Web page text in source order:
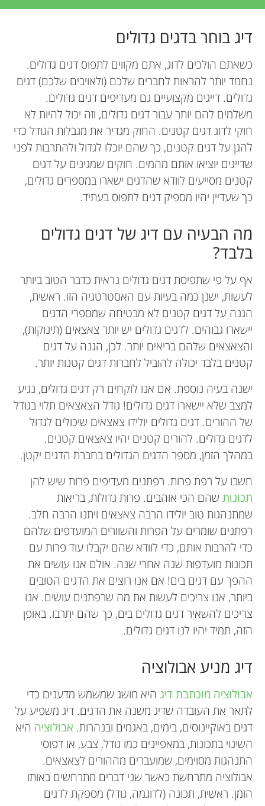
דיג בוחר בדגים גדולים
כשאתם הולכים לדוג, אתם מקווים לתפוס דגים גדולים.
נחמד יותר להראות לחברים שלכם (ולאויבים שלכם) דגים
גדולים. דייגים מקצועיים גם מעדיפים דגים גדולים.
משלמים להם יותר עבור דגים גדולים, וזה יכול להיות לא
חוקי לדוג דגים קטנים. החוק מגדיר את מגבלות הגודל כדי
להגן על דגים קטנים, כך שהם יוכלו לגדול ולהתרבות לפני
שדייגים יוציאו אותם מהמים. חוקים שמגינים על דגים
קטנים מסייעים לוודא שהדגים ישארו במספרים גדולים,
כך שעדיין יהיו מספיק דגים לתפוס בעתיד.
מה הבעיה עם דיג של דגים גדולים
בלבד?
אף על פי שתפיסת דגים גדולים נראית כדבר הטוב ביותר
לעשות, ישנן כמה בעיות עם האסטרטגיה הזו. ראשית,
הגנה על דגים קטנים לא מבטיחה שמספרי הדגים
יישארו גבוהים. לדגים גדולים יש יותר צאצאים (תינוקות),
והצאצאים שלהם בריאים יותר. לכן, הגנה על דגים
קטנים בלבד יכולה להוביל לחברות דגים קטנות יותר.
ישנה בעיה נוספת. אם אנו לוקחים רק דגים גדולים, נגיע
למצב שלא יישארו דגים גדולים! גודל הצאצאים תלוי בגודל
של ההורים. דגים גדולים יולידו צאצאים שיכולים לגדול
לדגים גדולים. להורים קטנים יהיו צאצאים קטנים.
במהלך הזמן, מספר הדגים הגדולים בחברת הדגים יקטן.
חשבו על רפת פרות. רפתנים מעדיפים פרות שיש להן
תכונותשהם הכי אוהבים. פרות גדולות, בריאות
שמתנהגות טוב יולידו הרבה צאצאים ויתנו הרבה חלב.
רפתנים שומרים על הפרות והשוורים המועדפים שלהם
כדי להרבות אותם, כדי לוודא שהם יקבלו עוד פרות עם
תכונות מועדפות שנה אחרי שנה. אולם אנו עושים את
ההפך עם דגים בים! אם אנו רוצים את הדגים הטובים
ביותר, אנו צריכים לעשות את מה שרפתנים עושים. אנו
צריכים להשאיר דגים גדולים בים, כך שהם יתרבו. באופן
הזה, תמיד יהיו לנו דגים גדולים.
דיג מניע אבולוציה
אבולוציה מוכתבת דיגהיא מושג שמשמש מדענים כדי
לתאר את העובדה שדיג משנה את הדגים. דיג משפיע על
דגים באוקיינוסים, בימים, באגמים ובנהרות. אבולוציה היא
השינוי בתכונות, במאפיינים כמו גודל, צבע, או דפוסי
התנהגות מסוימים, שמועברים מההורים לצאצאים.
אבולוציה מתרחשת כאשר שני דברים מתרחשים באותו
הזמן. ראשית, תכונה (לדוגמה, גודל) מספקת לדגים